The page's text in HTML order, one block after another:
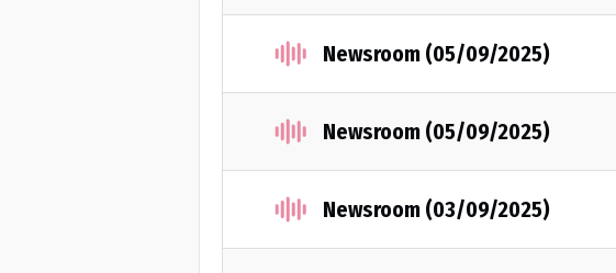
Newsroom (05/09/2025)
Newsroom (05/09/2025)
Newsroom (03/09/2025)